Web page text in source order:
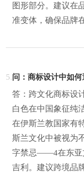
图形部分。建议在
准变体，确保品牌
5.问：商标设计中如何
答：跨文化商标设
白色在中国象征纯
在伊斯兰教国家有
斯兰文化中被视为
字禁忌——4在东亚
吉利。建议跨境品